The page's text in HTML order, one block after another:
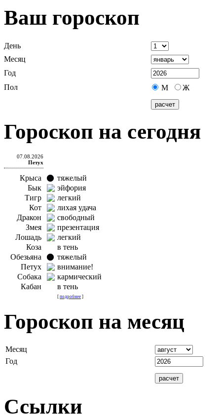
Ваш гороскоп
День
Месяц
Год
Пол
М Ж
Гороскоп на сегодня
07.08.2026
Петух
Крыса
тяжелый
Бык
эйфория
Тигр
легкий
Кот
лихая удача
Дракон
свободный
Змея
презентация
Лошадь
легкий
Коза
в тень
Обезьяна
тяжелый
Петух
внимание!
Собака
кармический
Кабан
в тень
[ подробнее ]
Гороскоп на месяц
Месяц
Год
Ссылки